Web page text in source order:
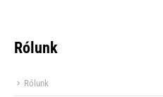
Rólunk
Rólunk